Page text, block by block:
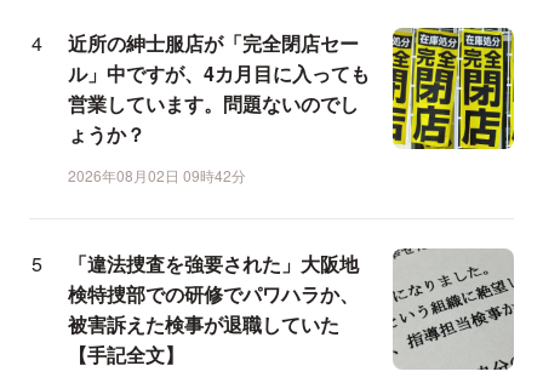
近所の紳士服店が「完全閉店セー
ル」中ですが、4カ月目に入っても
営業しています。問題ないのでし
ょうか？
2026年08月02日 09時42分
「違法捜査を強要された」大阪地
検特捜部での研修でパワハラか、
被害訴えた検事が退職していた
【手記全文】